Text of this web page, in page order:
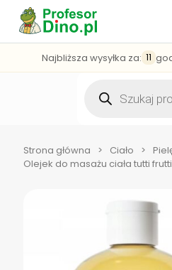
Najbliższa wysyłka za: 11
produktów
Strona główna > Ciało >
Olejek do masażu ciała tutti